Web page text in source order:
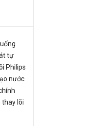
tự
Philips
nước
thay lõi